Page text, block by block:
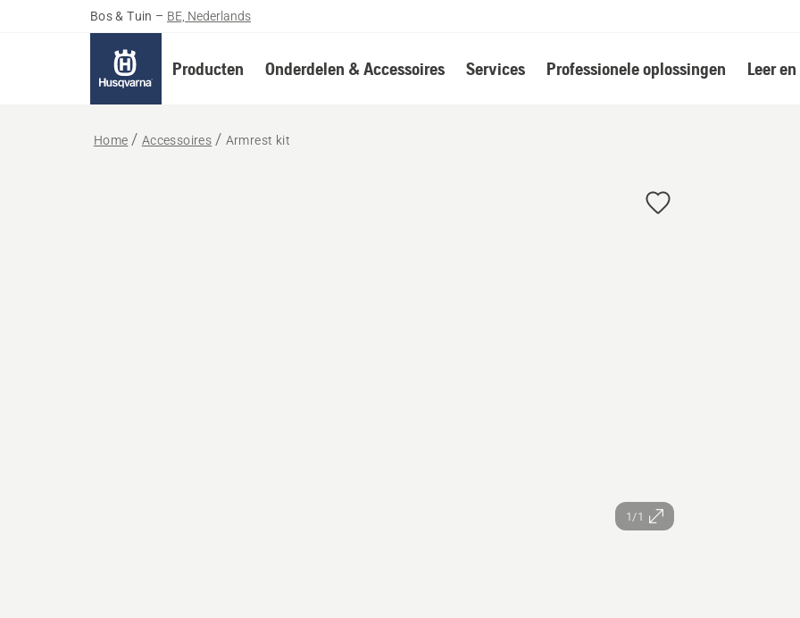
Bos & Tuin – BE, Nederlands
Producten Onderdelen & Accessoires Services Professionele oplossingen Leer
Home Accessoires Armrest kit
1/1